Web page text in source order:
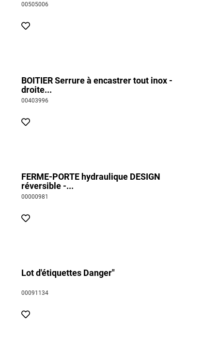
00505006
BOITIER Serrure à encastrer tout inox -
droite...
00403996
FERME-PORTE hydraulique DESIGN
réversible -...
00000981
Lot d'étiquettes Danger"
00091134